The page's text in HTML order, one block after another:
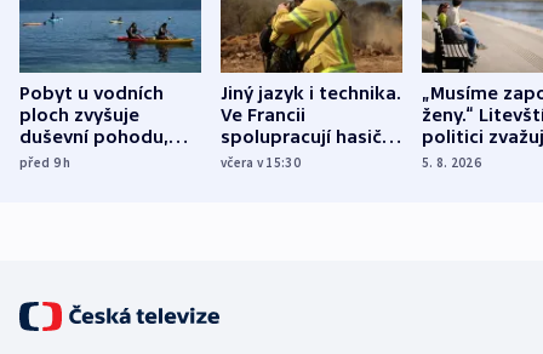
Pobyt u vodních
ploch zvyšuje
duševní pohodu,
ukázala
před 9h
Jiný jazyk i technika.
Ve Francii
spolupracují hasiči z
různých zemí
včera v 15:30
„Musíme
ženy.“
politici
dohodu o
5. 8. 2026